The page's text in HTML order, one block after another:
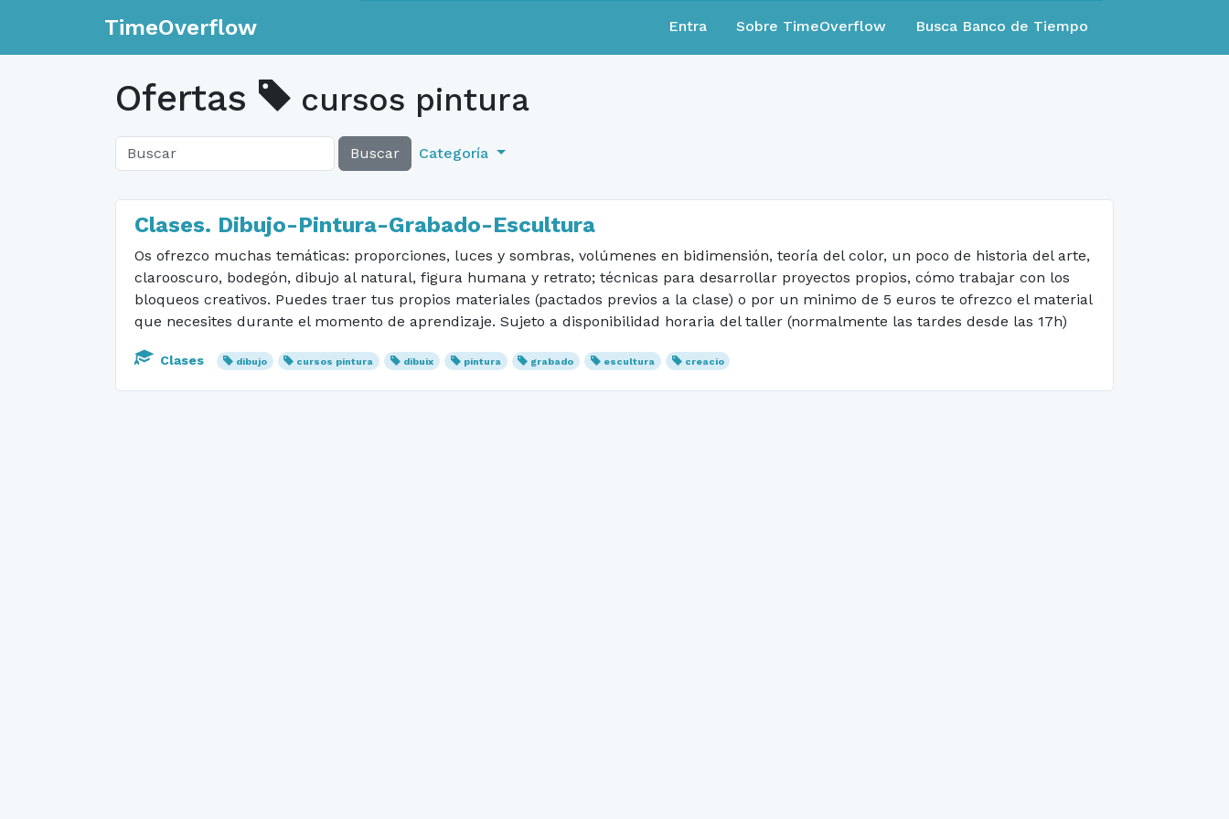
TimeOverflow Entra Sobre TimeOverflow Busca Banco de Tiempo
Ofertas cursos pintura
Buscar Categoría
Clases. Dibujo-Pintura-Grabado-Escultura
Os ofrezco muchas temáticas: proporciones, luces y sombras, volúmenes en bidimensión, teoría del color, un poco de historia del arte,
clarooscuro, bodegón, dibujo al natural, figura humana y retrato; técnicas para desarrollar proyectos propios, cómo trabajar con los
bloqueos creativos. Puedes traer tus propios materiales (pactados previos a la clase) o por un minimo de 5 euros te ofrezco el material
que necesites durante el momento de aprendizaje. Sujeto a disponibilidad horaria del taller (normalmente las tardes desde las 17h)
Clases dibujo cursos pintura dibuix pintura grabado escultura creacio